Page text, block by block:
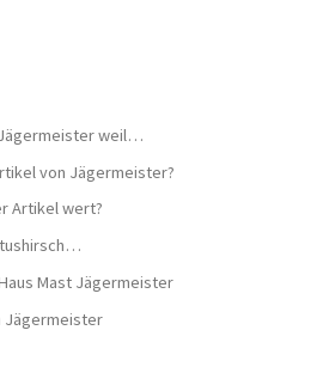
weil…
von Jägermeister?
Artikel wert?
Mast Jägermeister
Jägermeister